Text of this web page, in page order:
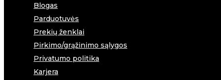
Blogas
Parduotuvės
Prekių ženklai
Pirkimo/grąžinimo sąlygos
Privatumo politika
Karjera